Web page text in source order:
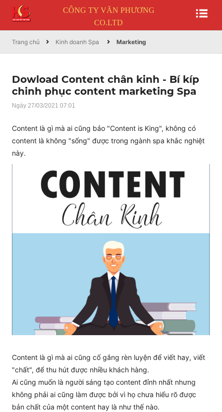
CÔNG TY VĂN PHƯƠNG
CO.LTD
Trang chủ Kinh doanh Spa Marketing
Dowload Content chân kinh - Bí kíp
chinh phục content marketing Spa
Ngày 27/03/2021 07:01
Content là gì mà ai cũng bảo "Content is King", không có
content là không "sống" được trong ngành spa khắc nghiệt
này.
Content là gì mà ai cũng cố gắng rèn luyện để viết hay, viết
"chất", để thu hút được nhiều khách hàng.
Ai cũng muốn là người sáng tạo content đỉnh nhất nhưng
không phải ai cũng làm được bởi vì họ chưa hiểu rõ được
bản chất của một content hay là như thế nào.